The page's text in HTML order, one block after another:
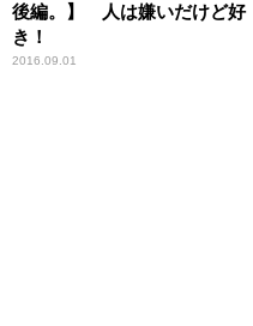
後編。】 人は嫌いだけど好
き！
2016.09.01